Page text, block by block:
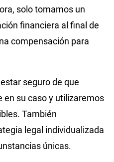
solo tomamos un
financiera al final de
compensación para
seguro de que
su caso y utilizaremos
También
legal individualizada
únicas.